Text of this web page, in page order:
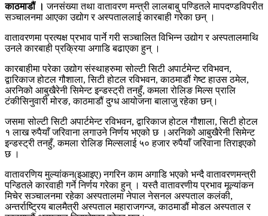
काठमाडौं । जनसंख्या तथा वातावरण मन्त्री लालबाबु पण्डितले मापदण्डविपरीत
सञ्चालनमा आएका उद्योग र अस्पताललाई कारबाही गरेका छन् ।
वातावरणमा प्रत्यक्ष प्रभाव पार्ने गरी सञ्चालित विभिन्न उद्योग र अस्पतालमाथि
उनले कारबाही प्रक्रिया अगाडि बढाएका हुन् ।
कारबाहीमा परेका उद्योग संस्थाहरुमा सोल्टी सिटी अपार्टमेन्ट रविभवन,
द्वारिकाज होटल गौशाला, सिटी होटल रविभवन, काठमाडौं गेष्ट हाउस ठमेल,
अरनिको आबुखैरेनी सिमेन्ट इन्डस्ट्री तनहुँ, कमला रोलिङ मिल्स प्रालि
टंकीसिनुवारी मोरङ, काठमाडौं दुग्ध आयोजना बालाजु रहेका छन्।
जसमा सोल्टी सिटी अपार्टमेन्ट रविभवन, द्वारिकाज होटल गौशाला, सिटी होटल
१ लाख रुपैयाँ जरिवाना लगाउने निर्णय भएको छ ।अरनिको आबुखैरेनी सिमेन्ट
इन्डस्ट्री तनहुँ, कमला रोलिङ मिल्सलाई ५० हजार रुपैयाँ जरिवाना तिराइएको
छ ।
वातावरणिय मुल्यांकन(इआइए) नगरिन काम अगाडि भएको भन्दै वातावरणमन्त्री
पन्डितले कारवाही गर्ने निर्णय गरेका हुन् । यस्तै वातावरणीय प्रभाव मूल्यांकन
मिचेर सञ्चालनमा रहेका अस्पतालमा नेपाल नेसनल अस्पताल कलंकी,
अन्तर्राष्ट्रिय बालमैत्री अस्पताल महाराजगन्ज, काठमाडौं मोडल अस्पताल र